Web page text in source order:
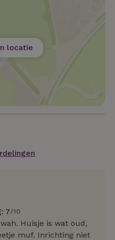
locatie
7/10
Huisje is wat oud,
muf. Inrichting niet